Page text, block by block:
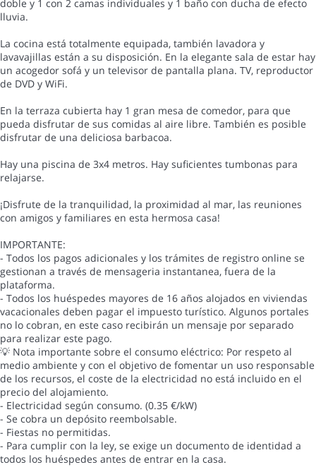
doble y 1 con 2 camas individuales y 1 baño con ducha de efecto
lluvia.
La cocina está totalmente equipada, también lavadora y
lavavajillas están a su disposición. En la elegante sala de estar hay
un acogedor sofá y un televisor de pantalla plana. TV, reproductor
de DVD y WiFi.
En la terraza cubierta hay 1 gran mesa de comedor, para que
pueda disfrutar de sus comidas al aire libre. También es posible
disfrutar de una deliciosa barbacoa.
Hay una piscina de 3x4 metros. Hay suficientes tumbonas para
relajarse.
¡Disfrute de la tranquilidad, la proximidad al mar, las reuniones
con amigos y familiares en esta hermosa casa!
IMPORTANTE:
- Todos los pagos adicionales y los trámites de registro online se
gestionan a través de mensageria instantanea, fuera de la
plataforma.
- Todos los huéspedes mayores de 16 años alojados en viviendas
vacacionales deben pagar el impuesto turístico. Algunos portales
no lo cobran, en este caso recibirán un mensaje por separado
para realizar este pago.
💡 Nota importante sobre el consumo eléctrico: Por respeto al
medio ambiente y con el objetivo de fomentar un uso responsable
de los recursos, el coste de la electricidad no está incluido en el
precio del alojamiento.
- Electricidad según consumo. (0.35 €/kW)
- Se cobra un depósito reembolsable.
- Fiestas no permitidas.
- Para cumplir con la ley, se exige un documento de identidad a
todos los huéspedes antes de entrar en la casa.